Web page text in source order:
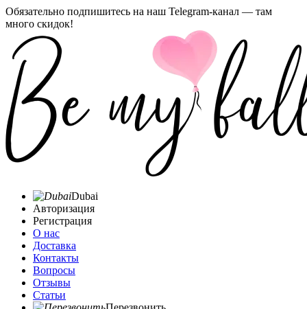
Обязательно подпишитесь на наш Telegram-канал — там
много скидок!
Dubai
Авторизация
Регистрация
О нас
Доставка
Контакты
Вопросы
Отзывы
Статьи